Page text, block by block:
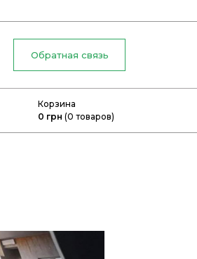
Обратная связь
Корзина
0 грн (0 товаров)